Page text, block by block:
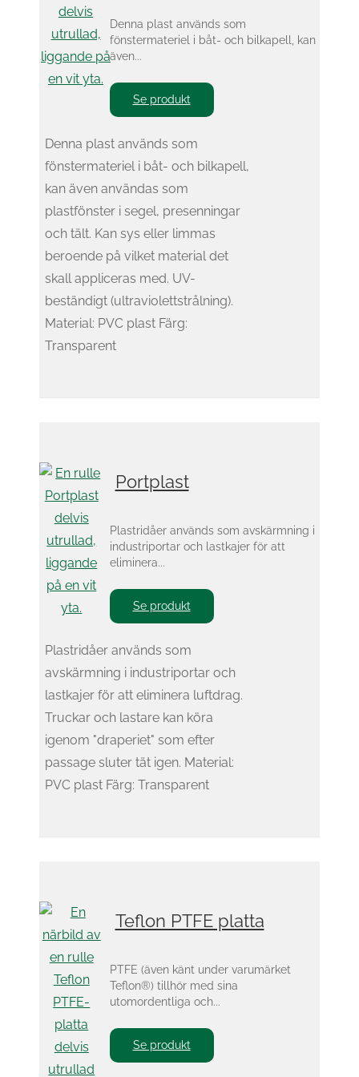
Denna plast används som
fönstermateriel i båt- och bilkapell, kan
även...
Se produkt
Denna plast används som
fönstermateriel i båt- och bilkapell,
kan även användas som
plastfönster i segel, presenningar
och tält. Kan sys eller limmas
beroende på vilket material det
skall appliceras med. UV-
beständigt (ultraviolettstrålning).
Material: PVC plast Färg:
Transparent
Portplast
Plastridåer används som avskärmning i
industriportar och lastkajer för att
eliminera...
Se produkt
Plastridåer används som
avskärmning i industriportar och
lastkajer för att eliminera luftdrag.
Truckar och lastare kan köra
igenom "draperiet" som efter
passage sluter tät igen. Material:
PVC plast Färg: Transparent
Teflon PTFE platta
PTFE (även känt under varumärket
Teflon®) tillhör med sina
utomordentliga och...
Se produkt